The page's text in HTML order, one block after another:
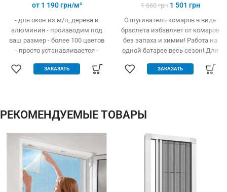
от 1 190грн/м²
- для окон из м/п, дерева и
алюминия - производим под
ваш размер - более 100 цветов
- просто устанавливается -
дешевле аналогов при явных
размеры: треугольник,
трапеция - проста в установке
(инструмент не нужен)
ЗАКАЗАТЬ
1 660грн 1 501 грн
Отпугиватель комаров в виде
браслета избавляет от комаров
без запаха и химии! Работа на
одной батарее весь сезон! Для
ЗАКАЗАТЬ
РЕКОМЕНДУЕМЫЕ ТОВАРЫ